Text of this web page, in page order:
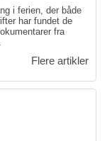
i ferien, der både
har fundet de
fra
Flere artikler